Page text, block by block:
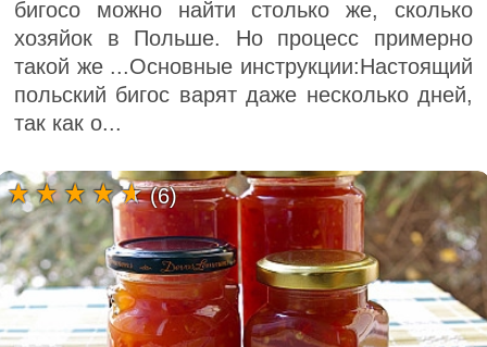
бигосо можно найти столько же, сколько
хозяйок в Польше. Но процесс примерно
такой же ...Основные инструкции:Настоящий
польский бигос варят даже несколько дней,
так как о...
(6)